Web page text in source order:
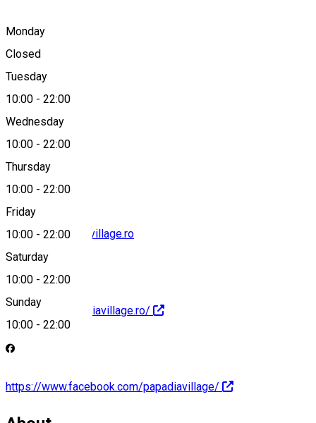
Monday
Closed
Tuesday
10:00 - 22:00
Wednesday
10:00 - 22:00
Thursday
10:00 - 22:00
Friday
10:00 - 22:00
Saturday
10:00 - 22:00
Sunday
10:00 - 22:00
Perișor, Romania
Map
fericire@papadiavillage.ro
http://www.papadiavillage.ro/
https://www.facebook.com/papadiavillage/